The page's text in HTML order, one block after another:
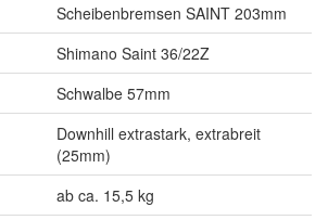
Scheibenbremsen SAINT 203mm
Shimano Saint 36/22Z
Schwalbe 57mm
Downhill extrastark, extrabreit
(25mm)
ab ca. 15,5 kg